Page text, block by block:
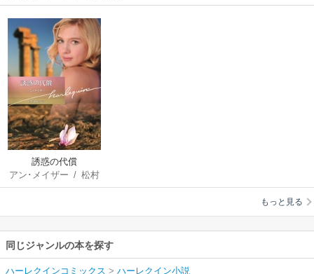
誘惑の代償
アン･メイザー /松村
和紀子
もっと見る
同じジャンルの本を探す
ハーレクインコミックス > ハーレクイン小説